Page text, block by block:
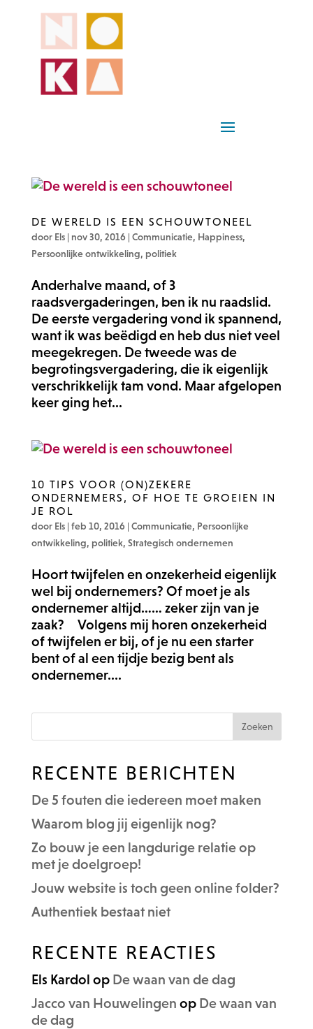
DE WERELD IS EEN SCHOUWTONEEL
door Els| nov 30, 2016| Communicatie, Happiness,
Persoonlijke ontwikkeling, politiek
Anderhalve maand, of 3
raadsvergaderingen, ben ik nu raadslid.
De eerste vergadering vond ik spannend,
want ik was beëdigd en heb dus niet veel
meegekregen. De tweede was de
begrotingsvergadering, die ik eigenlijk
verschrikkelijk tam vond. Maar afgelopen
keer ging het...
10 TIPS VOOR (ON)ZEKERE
ONDERNEMERS, OF HOE TE GROEIEN IN
JE ROL
door Els| feb 10, 2016| Communicatie, Persoonlijke
ontwikkeling, politiek, Strategisch ondernemen
Hoort twijfelen en onzekerheid eigenlijk
wel bij ondernemers? Of moet je als
ondernemer altijd…… zeker zijn van je
zaak? Volgens mij horen onzekerheid
of twijfelen er bij, of je nu een starter
bent of al een tijdje bezig bent als
ondernemer....
RECENTE BERICHTEN
De 5 fouten die iedereen moet maken
Waarom blog jij eigenlijk nog?
Zo bouw je een langdurige relatie op
met je doelgroep!
Jouw website is toch geen online folder?
Authentiek bestaat niet
RECENTE REACTIES
Els Kardol op De waan van de dag
Jacco van Houwelingen op De waan van
de dag